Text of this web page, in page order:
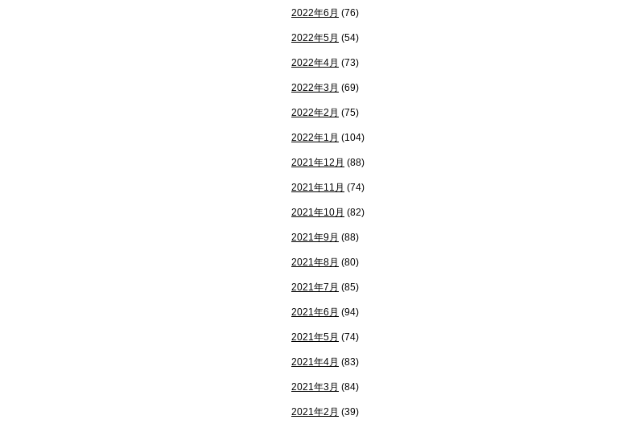
2022年6月 (76)
2022年5月 (54)
2022年4月 (73)
2022年3月 (69)
2022年2月 (75)
2022年1月 (104)
2021年12月 (88)
2021年11月 (74)
2021年10月 (82)
2021年9月 (88)
2021年8月 (80)
2021年7月 (85)
2021年6月 (94)
2021年5月 (74)
2021年4月 (83)
2021年3月 (84)
2021年2月 (39)